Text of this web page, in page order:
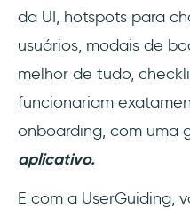
da UI, hotspots para
usuários, modais de
melhor de tudo,
funcionariam
onboarding, com uma
aplicativo.
E com a UserGuiding,